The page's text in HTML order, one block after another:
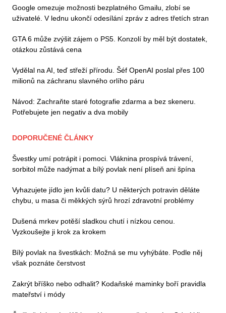
Google omezuje možnosti bezplatného Gmailu, zlobí se
uživatelé. V lednu ukončí odesílání zpráv z adres třetích stran
GTA 6 může zvýšit zájem o PS5. Konzolí by měl být dostatek,
otázkou zůstává cena
Vydělal na AI, teď střeží přírodu. Šéf OpenAI poslal přes 100
milionů na záchranu slavného orlího páru
Návod: Zachraňte staré fotografie zdarma a bez skeneru.
Potřebujete jen negativ a dva mobily
DOPORUČENÉ ČLÁNKY
Švestky umí potrápit i pomoci. Vláknina prospívá trávení,
sorbitol může nadýmat a bílý povlak není plíseň ani špína
Vyhazujete jídlo jen kvůli datu? U některých potravin děláte
chybu, u masa či měkkých sýrů hrozí zdravotní problémy
Dušená mrkev potěší sladkou chutí i nízkou cenou.
Vyzkoušejte ji krok za krokem
Bílý povlak na švestkách: Možná se mu vyhýbáte. Podle něj
však poznáte čerstvost
Zakrýt bříško nebo odhalit? Kodaňské maminky boří pravidla
mateřství i módy